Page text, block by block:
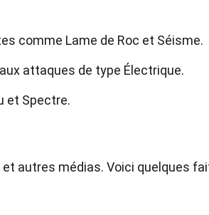
comme Lame de Roc et Séisme.
attaques de type Électrique.
et Spectre.
autres médias. Voici quelques